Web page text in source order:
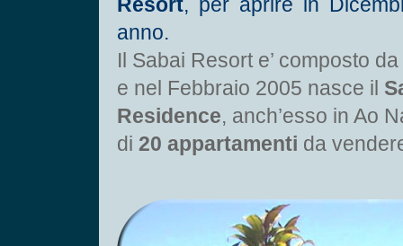
anno.
Il Sabai Resort e’ composto da
e nel Febbraio 2005 nasce il
Residence, anch’esso in Ao
di 20 appartamenti da